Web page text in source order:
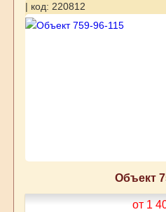
| код: 220812
Объект
от 1